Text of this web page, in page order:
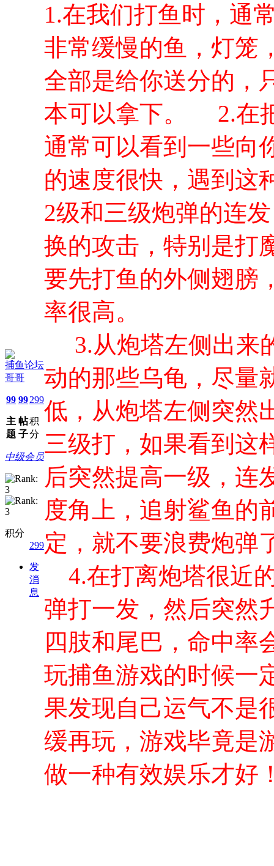
捕鱼论坛
哥哥
99
主
题
99
帖
子
299
积
分
中级会员
积分
299
发
消
息
1.在我们打鱼时，通
非常缓慢的鱼，灯笼
全部是给你送分的，
本可以拿下。
2.在
通常可以看到一些向
的速度很快，遇到这
2级和三级炮弹的连
换的攻击，特别是打
要先打鱼的外侧翅膀
率很高。
3.从炮塔左侧出来
动的那些乌龟，尽量
低，从炮塔左侧突然
三级打，如果看到这
后突然提高一级，连
度角上，追射鲨鱼的
定，就不要浪费炮弹
4.在打离炮塔很近
弹打一发，然后突然
四肢和尾巴，命中率
玩捕鱼游戏的时候一
果发现自己运气不是
缓再玩，游戏毕竟是
做一种有效娱乐才好